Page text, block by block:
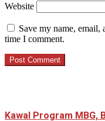
Website
Save my name,
time I comment.
Kawal Program MBG,